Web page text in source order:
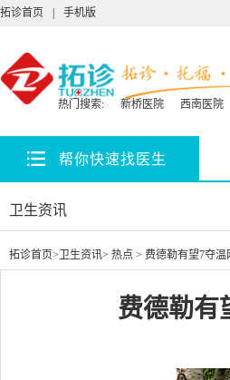
拓诊首页 手机版
热门搜索: 新桥医院 西南医院
帮你快速找医生
卫生资讯
拓诊首页> 卫生资讯> 热点 > 费德勒有望7夺
费德勒有